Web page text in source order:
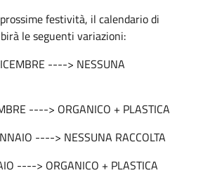
festività, il calendario di
le seguenti variazioni:
----> NESSUNA
----> ORGANICO + PLASTICA
----> NESSUNA RACCOLTA
----> ORGANICO + PLASTICA